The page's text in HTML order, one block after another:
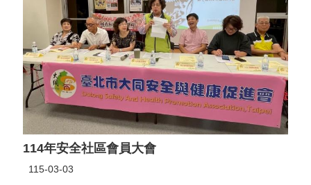
114年安全社區會員大會
115-03-03